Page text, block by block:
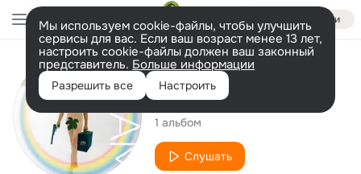
Войти
Мы используем cookie-файлы, чтобы улучшить
сервисы для вас. Если ваш возраст менее 13 лет,
настроить cookie-файлы должен ваш законный
представитель. Больше информации
Разрешить все Настроить
Исполнитель
Preben Devantier
1 альбом
Слушать